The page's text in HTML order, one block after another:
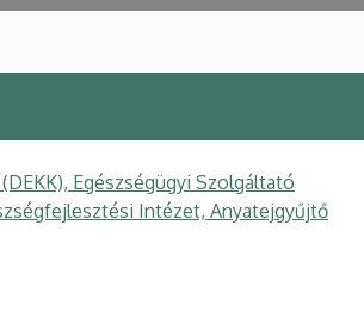
Egészségügyi Szolgáltató
Intézet, Anyatejgyűjtő